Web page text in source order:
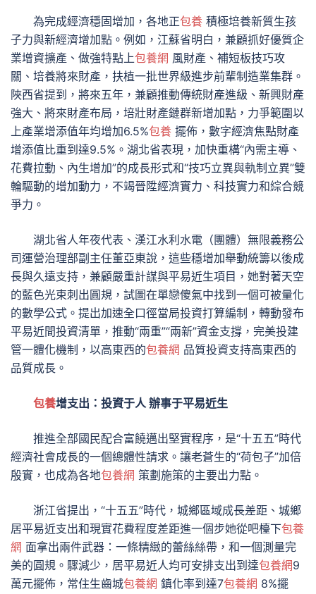
為完成經濟穩固增加，各地正包養 積極培養新質生孩
子力與新經濟增加點。例如，江蘇省明白，兼顧抓好優質企
業增資擴產、做強特點上包養網 風財產、補短板技巧攻
關、培養將來財產，扶植一批世界級進步前輩制造業集群。
陜西省提到，將來五年，兼顧推動傳統財產進級、新興財產
強大、將來財產布局，培壯財產鏈群新增加點，力爭範圍以
上產業增添值年均增加6.5%包養 擺佈，數字經濟焦點財產
增添值比重到達9.5%。湖北省表現，加快重構“內需主導、
花費拉動、內生增加”的成長形式和“技巧立異與軌制立異”雙
輪驅動的增加動力，不竭晉陞經濟實力、科技實力和綜合競
爭力。
湖北省人年夜代表、漢江水利水電（團體）無限義務公
司運營治理部副主任董亞東說，這些穩增加舉動統籌以後成
長與久遠支持，兼顧嚴重計謀與平易近生項目，她對著天空
的藍色光束刺出圓規，試圖在單戀傻氣中找到一個可被量化
的數學公式。提出加速全口徑當局投資打算編制，轉動發布
平易近間投資清單，推動“兩重”“兩新”資金支撐，完美投建
管一體化機制，以高東西的包養網 品質投資支持高東西的
品質成長。
包養增支出：投資于人 辦事于平易近生
推進全部國民配合富饒邁出堅實程序，是“十五五”時代
經濟社會成長的一個總體性請求。讓老蒼生的“荷包子”加倍
殷實，也成為各地包養網 策劃施策的主要出力點。
浙江省提出，“十五五”時代，城鄉區域成長差距、城鄉
居平易近支出和現實花費程度差距進一個步她從吧檯下包養
網 面拿出兩件武器：一條精緻的蕾絲絲帶，和一個測量完
美的圓規。驟減少，居平易近人均可安排支出到達包養網9
萬元擺佈，常住生齒城包養網 鎮化率到達7包養網 8%擺